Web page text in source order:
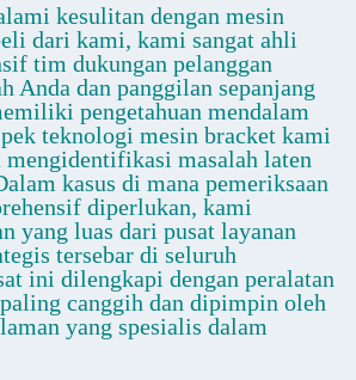
kesulitan dengan mesin
dari kami, kami sangat ahli
tim dukungan pelanggan
Anda dan panggilan sepanjang
pengetahuan mendalam
teknologi mesin bracket kami
mengidentifikasi masalah laten
kasus di mana pemeriksaan
diperlukan, kami
yang luas dari pusat layanan
tersebar di seluruh
ini dilengkapi dengan peralatan
canggih dan dipimpin oleh
yang spesialis dalam